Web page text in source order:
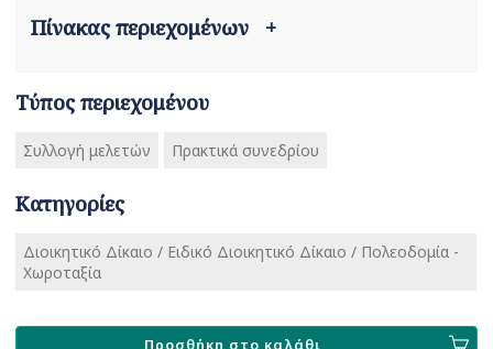
Πίνακας περιεχομένων +
Τύπος περιεχομένου
Συλλογή μελετών Πρακτικά συνεδρίου
Κατηγορίες
Διοικητικό Δίκαιο / Ειδικό Διοικητικό Δίκαιο / Πολεοδομία -
Χωροταξία
Προσθήκη στο καλάθι